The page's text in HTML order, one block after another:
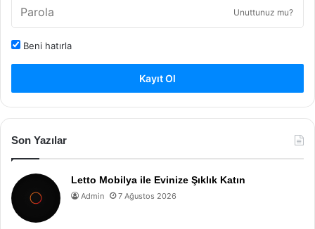
Unuttunuz mu?
Beni hatırla
Kayıt Ol
Son Yazılar
Letto Mobilya ile Evinize Şıklık Katın
Admin 7 Ağustos 2026